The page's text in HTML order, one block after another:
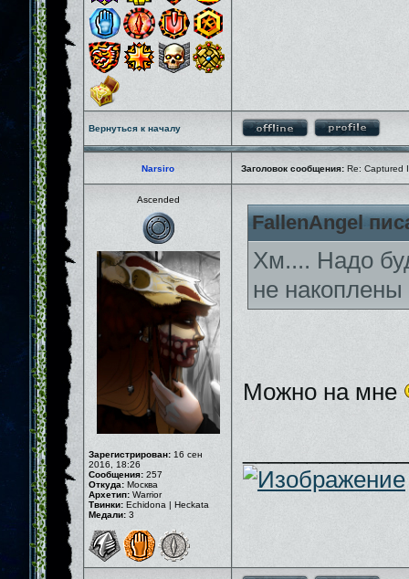
Вернуться к началу
Narsiro Заголовок сообщения: Re: Captured
Ascended
Зарегистрирован: 16 сен
2016, 18:26
Сообщения: 257
Откуда: Москва
Архетип: Warrior
Твинки: Echidona | Heckata
Медали: 3
FallenAngel
Хм.... Надо
не
Можно на мне